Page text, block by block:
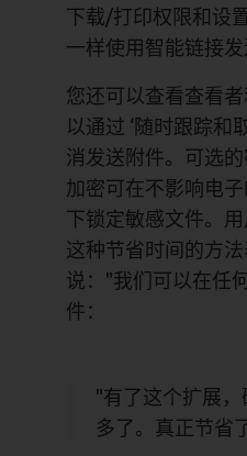
下载/打印权限和设
一样使用智能链接发
您还可以查看查看
以通过 ‘随时跟踪和
消发送附件。可选
加密可在不影响电
下锁定敏感文件。
这种节省时间的方
说："我们可以在任
件：
"有了这个扩展
多了。真正节省